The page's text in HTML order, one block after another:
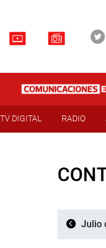
TV DIGITAL RADIO
Julio